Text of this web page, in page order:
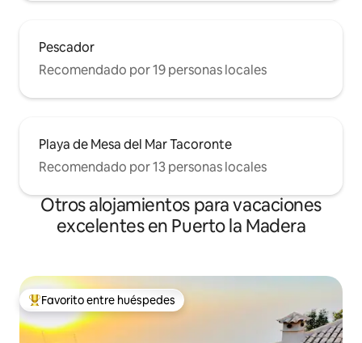
Pescador
Recomendado por 19 personas locales
Playa de Mesa del Mar Tacoronte
Recomendado por 13 personas locales
Otros alojamientos para vacaciones
excelentes en Puerto la Madera
Favorito entre huéspedes preferido
Favorito entre huéspedes